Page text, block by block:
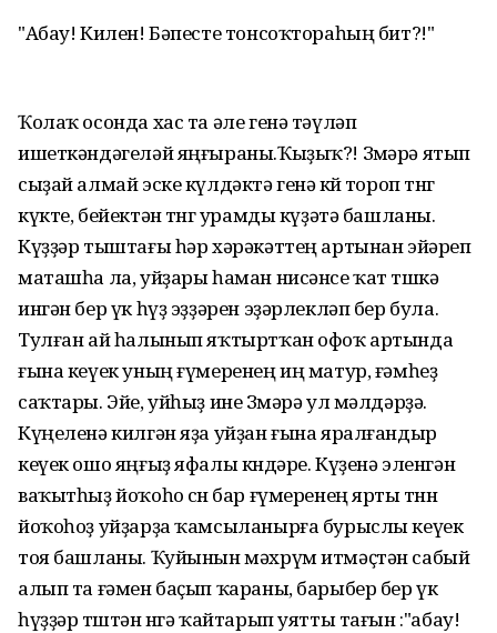
"Абау! Килен! Бәпесте тонсоҡтораһың бит?!"
Ҡолаҡ осонда хас та әле генә тәүләп
ишеткәндәгеләй яңғыраны.Ҡыҙыҡ?! Зөмәрә ятып
сыҙай алмай эске күлдәктә генә көйө тороп төнгө
күкте, бейектән төнгө урамды күҙәтә башланы.
Күҙҙәр тыштағы һәр хәрәкәттең артынан эйәреп
маташһа ла, уйҙары һаман нисәнсе ҡат төшкә
ингән бер үк һүҙ эҙҙәрен эҙәрлекләп бер була.
Тулған ай һалынып яҡтыртҡан офоҡ артында
ғына кеүек уның ғүмеренең иң матур, ғәмһеҙ
саҡтары. Эйе, уйһыҙ ине Зөмәрә ул мәлдәрҙә.
Күңеленә килгән яҙа уйҙан ғына яралғандыр
кеүек ошо яңғыҙ яфалы көндәре. Күҙенә эленгән
ваҡытһыҙ йоҡоһо өсөн бар ғүмеренең ярты төнөн
йоҡоһоҙ уйҙарҙа ҡамсыланырға бурыслы кеүек
тоя башланы. Ҡуйынын мәхрүм итмәҫтән сабый
алып та ғәмен баҫып ҡараны, барыбер бер үк
һүҙҙәр төштән өнгә ҡайтарып уятты тағын :"абау!